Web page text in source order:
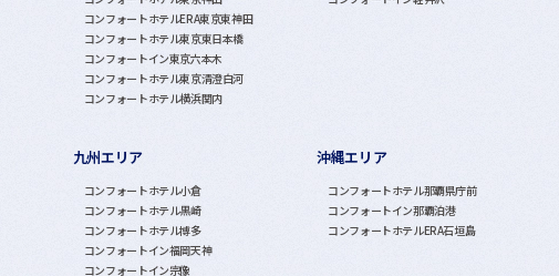
コンフォートホテルERA東京東神田
コンフォートホテル東京東日本橋
コンフォートイン東京六本木
コンフォートホテル東京清澄白河
コンフォートホテル横浜関内
九州エリア
コンフォートホテル小倉
コンフォートホテル黒崎
コンフォートホテル博多
コンフォートイン福岡天神
コンフォートイン宗像
沖縄エリア
コンフォートホテル那覇県庁前
コンフォートイン那覇泊港
コンフォートホテルERA石垣島